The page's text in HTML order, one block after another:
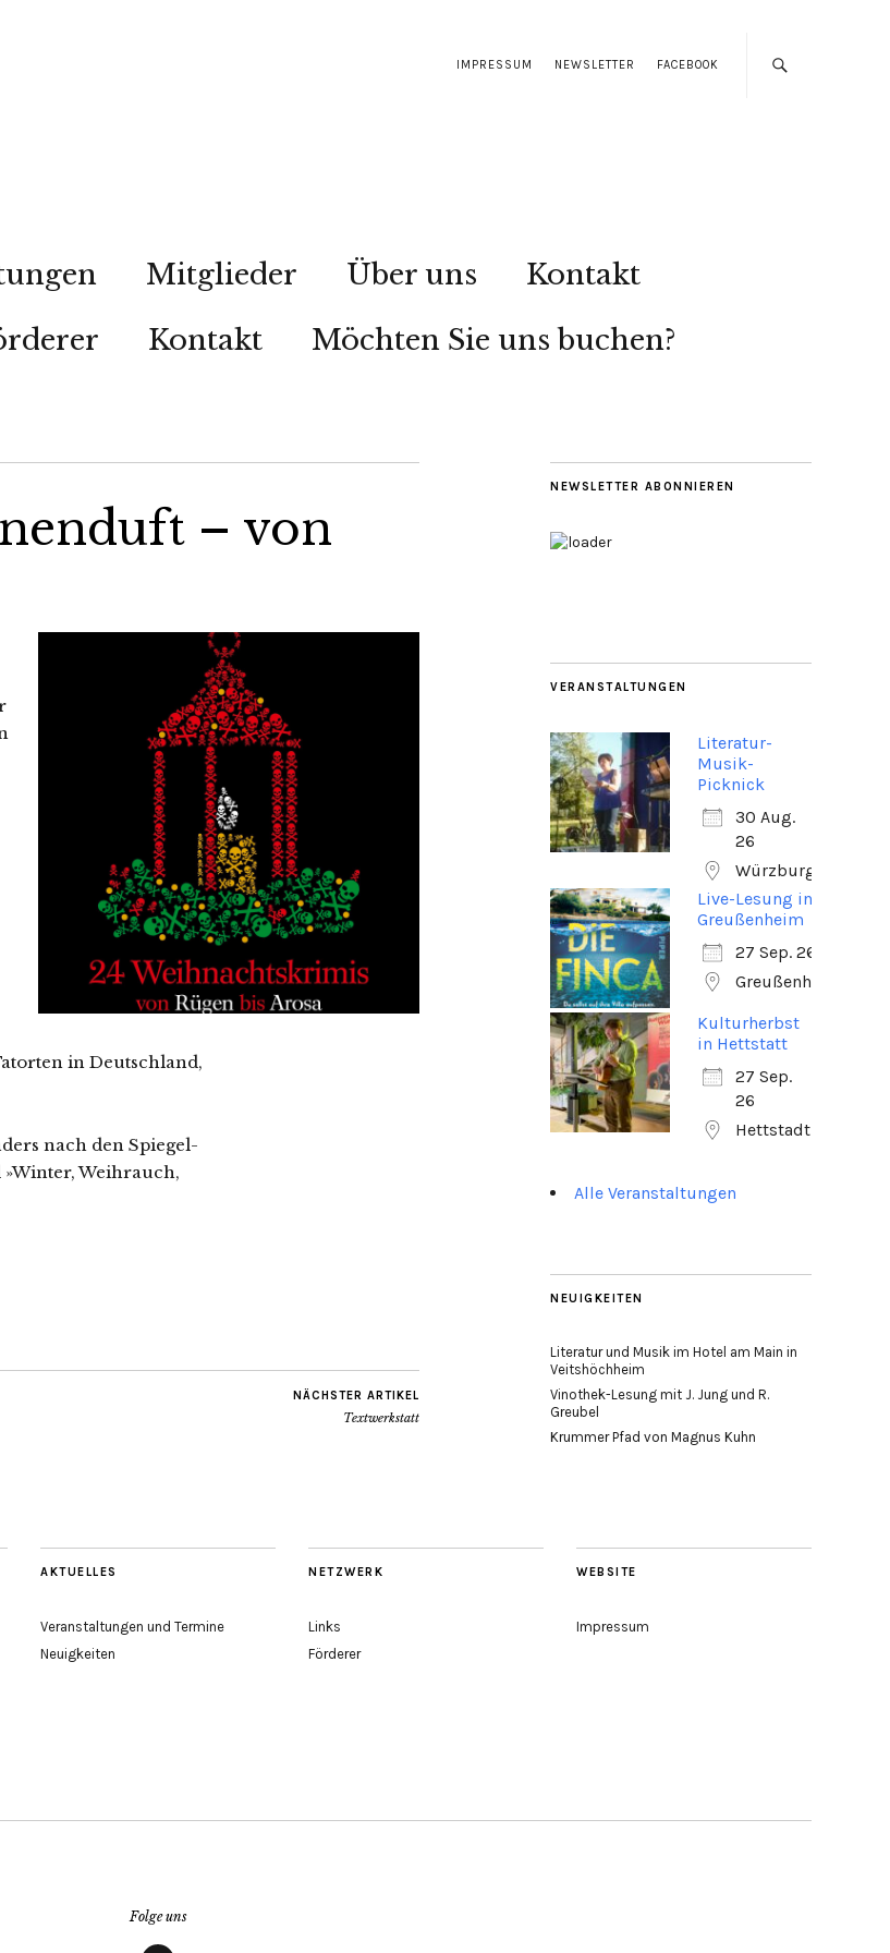
IMPRESSUM NEWSLETTER FACEBOOK
Mitglieder Über uns
Kontakt
Kontakt Möchten Sie uns buchen?
– von
in Deutschland,
nach den Spiegel-
Weihrauch,
NÄCHSTER ARTIKEL
Textwerkstatt
NEWSLETTER ABONNIEREN
VERANSTALTUNGEN
Literatur-
Musik-
Picknick
30 Aug.
26
Würzburg
Live-Lesung in
Greußenheim
27 Sep. 26
Greußenheim
Kulturherbst
in Hettstatt
27 Sep.
26
Hettstadt
Alle Veranstaltungen
NEUIGKEITEN
Literatur und Musik im Hotel am Main in
Veitshöchheim
Vinothek-Lesung mit J. Jung und R.
Greubel
Krummer Pfad von Magnus Kuhn
AKTUELLES
Veranstaltungen und Termine
Neuigkeiten
NETZWERK
Links
Förderer
WEBSITE
Impressum
Folge uns